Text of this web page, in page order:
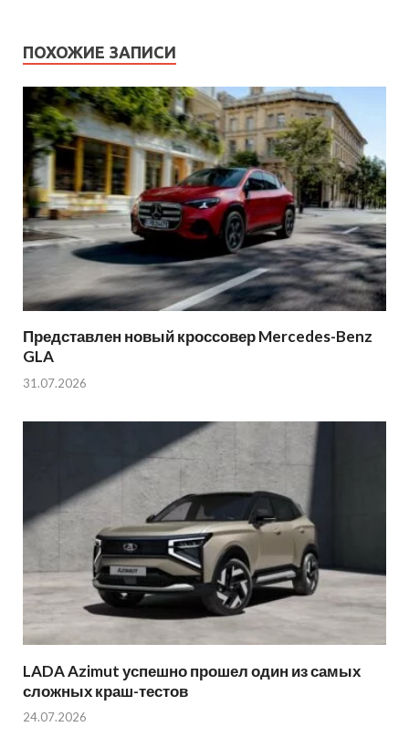
ПОХОЖИЕ ЗАПИСИ
Представлен новый кроссовер Mercedes-Benz
GLA
31.07.2026
LADA Azimut успешно прошел один из самых
сложных краш-тестов
24.07.2026